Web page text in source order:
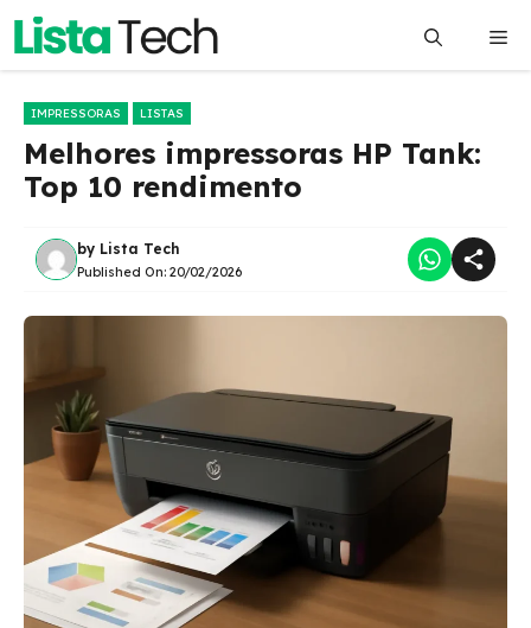
Pular
o
IMPRESSORAS LISTAS
Melhores impressoras HP Tank:
Top 10 rendimento
by Lista Tech
Published On: 20/02/2026